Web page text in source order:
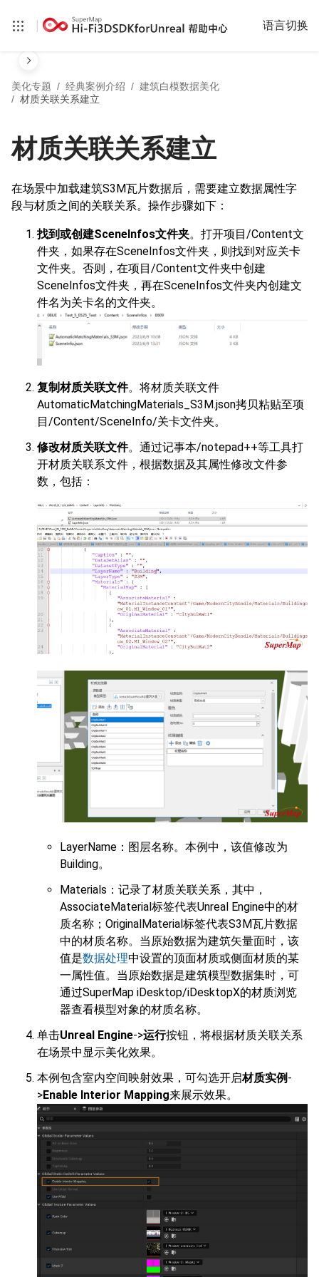
语言切换
美化专题 经典案例介绍
建筑白模数据美化
材质关联关系建立
材质关联关系建立
在场景中加载建筑S3M瓦片数据后，需要建立数据属性字
段与材质之间的关联关系。操作步骤如下：
找到或创建SceneInfos文件夹。打开项目/Content文
件夹，如果存在SceneInfos文件夹，则找到对应关卡
文件夹。否则，在项目/Content文件夹中创建
SceneInfos文件夹，再在SceneInfos文件夹内创建文
件名为关卡名的文件夹。
复制材质关联文件。将材质关联文件
AutomaticMatchingMaterials_S3M.json拷贝粘贴至项
目/Content/SceneInfo/关卡文件夹。
修改材质关联文件。通过记事本/notepad++等工具打
开材质关联系文件，根据数据及其属性修改文件参
数，包括：
LayerName：图层名称。本例中，该值修改为
Building。
Materials：记录了材质关联关系，其中，
AssociateMaterial标签代表Unreal Engine中的材
质名称；OriginalMaterial标签代表S3M瓦片数据
中的材质名称。当原始数据为建筑矢量面时，该
值是数据处理中设置的顶面材质或侧面材质的某
一属性值。当原始数据是建筑模型数据集时，可
通过SuperMap iDesktop/iDesktopX的材质浏览
器查看模型对象的材质名称。
单击Unreal Engine->运行按钮，将根据材质关联关系
在场景中显示美化效果。
本例包含室内空间映射效果，可勾选开启材质实例 -
>Enable Interior Mapping来展示效果。